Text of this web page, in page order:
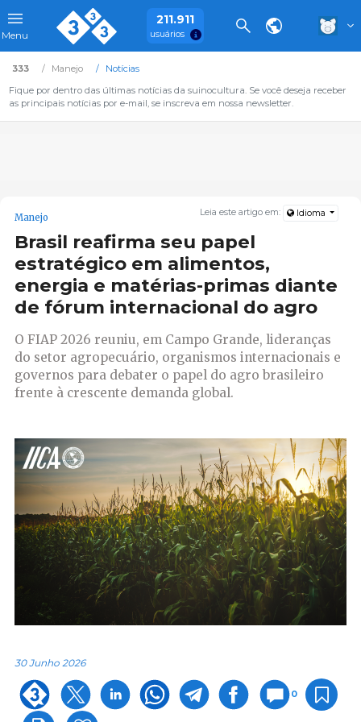
Menu
211.911
usuários
333 Manejo
Notícias
Fique por dentro das últimas notícias da suinocultura. Se você deseja receber
as principais notícias por e-mail, se inscreva em nossa newsletter.
Leia este artigo em: Idioma
Manejo
Brasil reafirma seu papel
estratégico em alimentos,
energia e matérias-primas diante
de fórum internacional do agro
O FIAP 2026 reuniu, em Campo Grande, lideranças
do setor agropecuário, organismos internacionais e
governos para debater o papel do agro brasileiro
frente à crescente demanda global.
30 Junho 2026
0